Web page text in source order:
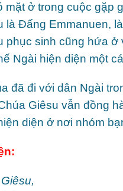
mặt ở trong cuộc gặp
là Đấng Emmanuen,
phục sinh cũng hứa ở
Ngài hiện diện một
đã đi với dân Ngài
Giêsu vẫn đồng
diện ở nơi nhóm